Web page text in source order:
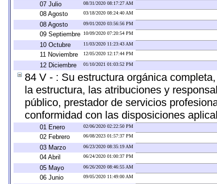
07 Julio 08/31/2020 08:17:27 AM
08 Agosto 03/18/2020 08:24:40 AM
08 Agosto 09/01/2020 03:56:56 PM
09 Septiembre 10/09/2020 07:20:54 PM
10 Octubre 11/03/2020 11:23:43 AM
11 Noviembre 12/05/2020 12:17:44 PM
12 Diciembre 01/10/2021 01:03:52 PM
84 V - : Su estructura orgánica
la estructura, las atribuciones y
público, prestador de servicios
conformidad con las disposiciones
01 Enero 02/06/2020 02:22:50 PM
02 Febrero 06/08/2023 01:57:37 PM
03 Marzo 06/23/2020 08:35:19 AM
04 Abril 06/24/2020 01:00:37 PM
05 Mayo 06/26/2020 08:46:55 AM
06 Junio 09/05/2020 11:49:00 AM